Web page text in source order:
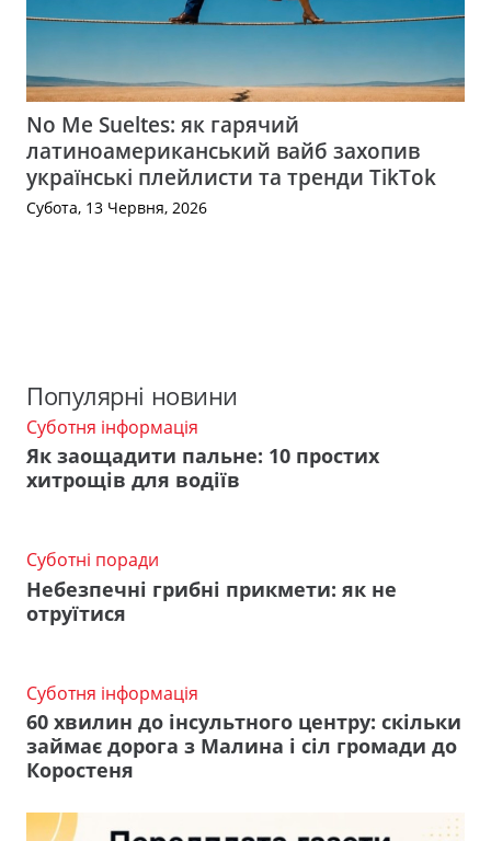
No Me Sueltes: як гарячий
латиноамериканський вайб захопив
українські плейлисти та тренди TikTok
Субота, 13 Червня, 2026
Популярні новини
Суботня інформація
Як заощадити пальне: 10 простих
хитрощів для водіїв
Суботні поради
Небезпечні грибні прикмети: як не
отруїтися
Суботня інформація
60 хвилин до інсультного центру: скільки
займає дорога з Малина і сіл громади до
Коростеня